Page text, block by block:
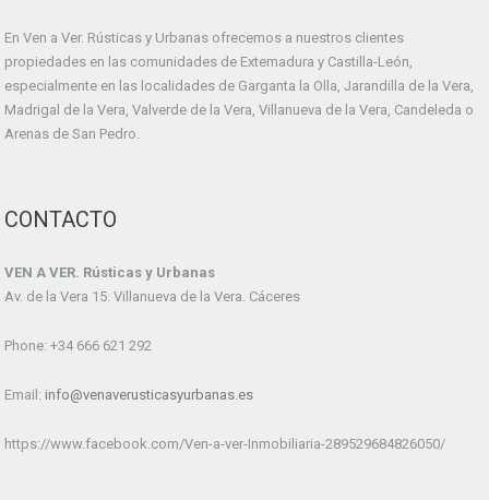
En Ven a Ver. Rústicas y Urbanas ofrecemos a nuestros clientes
propiedades en las comunidades de Extemadura y Castilla-León,
especialmente en las localidades de Garganta la Olla, Jarandilla de la Vera,
Madrigal de la Vera, Valverde de la Vera, Villanueva de la Vera, Candeleda o
Arenas de San Pedro.
CONTACTO
VEN A VER. Rústicas y Urbanas
Av. de la Vera 15. Villanueva de la Vera. Cáceres
Phone: +34 666 621 292
Email: info@venaverusticasyurbanas.es
https://www.facebook.com/Ven-a-ver-Inmobiliaria-289529684826050/